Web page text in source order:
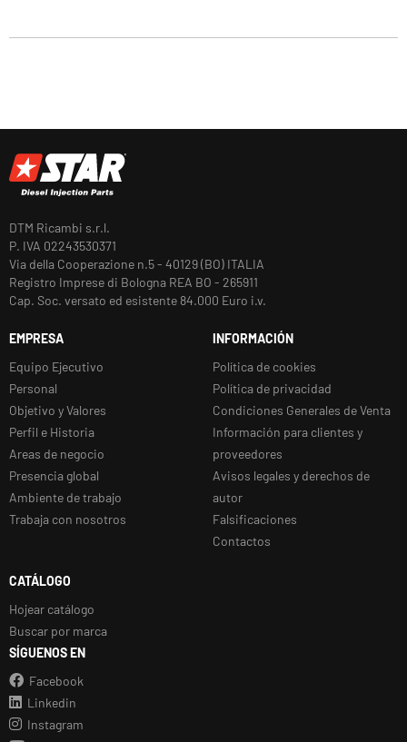
DTM Ricambi s.r.l.
P. IVA 02243530371
Via della Cooperazione n.5 - 40129 (BO) ITALIA
Registro Imprese di Bologna REA BO - 265911
Cap. Soc. versato ed esistente 84.000 Euro i.v.
EMPRESA
Equipo Ejecutivo
Personal
Objetivo y Valores
Perfil e Historia
Areas de negocio
Presencia global
Ambiente de trabajo
Trabaja con nosotros
INFORMACIÓN
Política de cookies
Política de privacidad
Condiciones Generales de Venta
Información para clientes y
proveedores
Avisos legales y derechos de
autor
Falsificaciones
Contactos
CATÁLOGO
Hojear catálogo
Buscar por marca
SÍGUENOS EN
Facebook
Linkedin
Instagram